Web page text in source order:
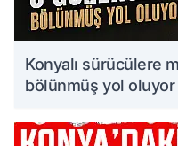
Konyalı sürücülere
bölünmüş yol oluyor